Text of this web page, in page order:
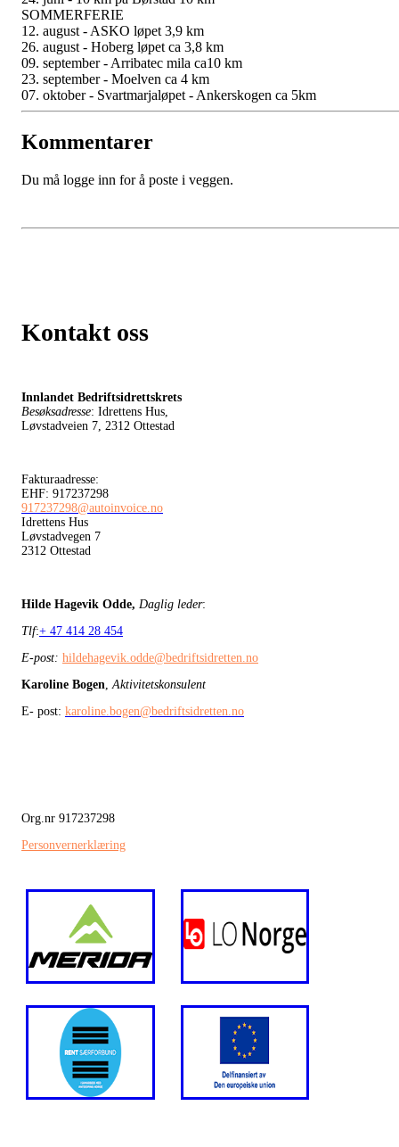
SOMMERFERIE
12. august - ASKO løpet 3,9 km
26. august - Hoberg løpet ca 3,8 km
09. september - Arribatec mila ca10 km
23. september - Moelven ca 4 km
07. oktober - Svartmarjaløpet - Ankerskogen ca 5km
Kommentarer
Du må logge inn for å poste i veggen.
Kontakt oss
Innlandet Bedriftsidrettskrets
Besøksadresse: Idrettens Hus,
Løvstadveien 7, 2312 Ottestad
Fakturaadresse:
EHF: 917237298
917237298@autoinvoice.no
Idrettens Hus
Løvstadvegen 7
2312 Ottestad
Hilde Hagevik Odde, Daglig leder:
Tlf:+ 47 414 28 454
E-post: hildehagevik.odde@bedriftsidretten.no
Karoline Bogen,Aktivitetskonsulent
E- post: karoline.bogen@bedriftsidretten.no
Org.nr 917237298
Personvernerklæring